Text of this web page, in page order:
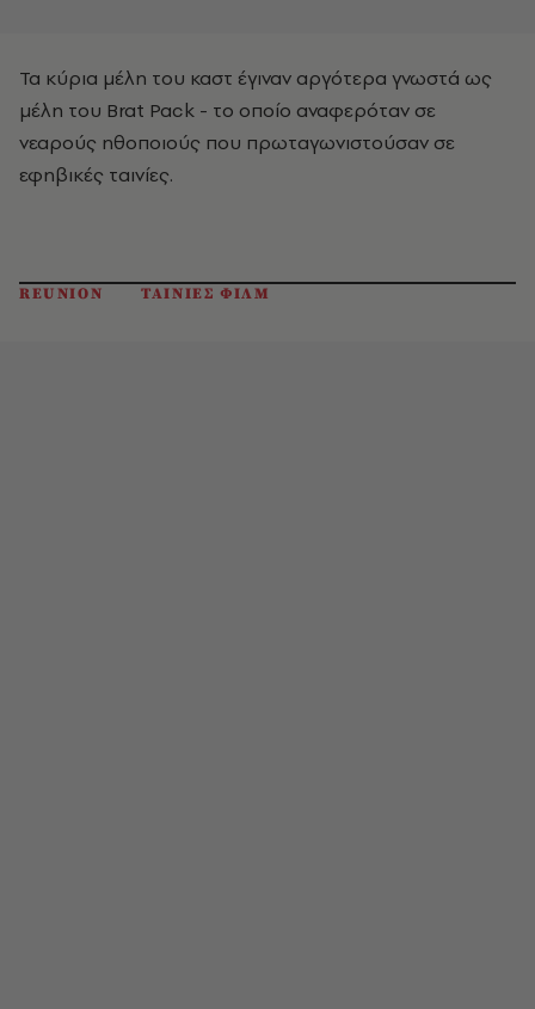
Τα κύρια μέλη του καστ έγιναν αργότερα γνωστά ως
μέλη του Brat Pack - το οποίο αναφερόταν σε
νεαρούς ηθοποιούς που πρωταγωνιστούσαν σε
εφηβικές ταινίες.
REUNION ΤΑΙΝΙΕΣ ΦΙΛΜ